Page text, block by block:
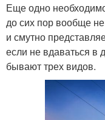
Еще одно
до сих пор вообще не
и смутно
если не вдаваться в
бывают трех видов.